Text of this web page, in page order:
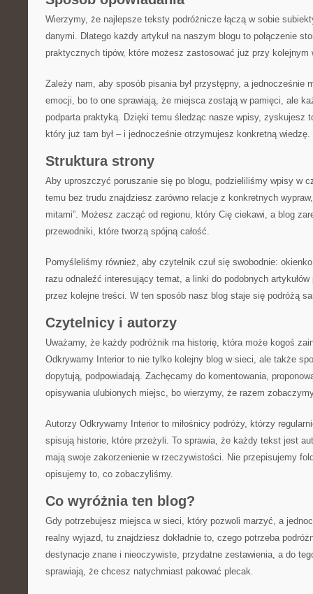
Wierzymy, że najlepsze teksty podróżnicze łączą w sobie
danymi. Dlatego każdy artykuł na naszym blogu to połączenie
praktycznych tipów, które możesz zastosować już przy kolejnym
Zależy nam, aby sposób pisania był przystępny, a jednocześnie
emocji, bo to one sprawiają, że miejsca zostają w pamięci, ale
podparta praktyką. Dzięki temu śledząc nasze wpisy, zyskujesz
który już tam był – i jednocześnie otrzymujesz konkretną wiedzę.
Struktura strony
Aby uproszczyć poruszanie się po blogu, podzieliliśmy wpisy w
temu bez trudu znajdziesz zarówno relacje z konkretnych
mitami”. Możesz zacząć od regionu, który Cię ciekawi, a blog
przewodniki, które tworzą spójną całość.
Pomyśleliśmy również, aby czytelnik czuł się swobodnie:
razu odnaleźć interesujący temat, a linki do podobnych
przez kolejne treści. W ten sposób nasz blog staje się podróżą
Czytelnicy i autorzy
Uważamy, że każdy podróżnik ma historię, która może kogoś
Odkrywamy Interior to nie tylko kolejny blog w sieci, ale także
dopytują, podpowiadają. Zachęcamy do komentowania,
opisywania ulubionych miejsc, bo wierzymy, że razem
Autorzy Odkrywamy Interior to miłośnicy podróży, którzy
spisują historie, które przeżyli. To sprawia, że każdy tekst jest
mają swoje zakorzenienie w rzeczywistości. Nie przepisujemy
opisujemy to, co zobaczyliśmy.
Co wyróżnia ten blog?
Gdy potrzebujesz miejsca w sieci, który pozwoli marzyć, a
realny wyjazd, tu znajdziesz dokładnie to, czego potrzeba
destynacje znane i nieoczywiste, przydatne zestawienia, a do
sprawiają, że chcesz natychmiast pakować plecak.